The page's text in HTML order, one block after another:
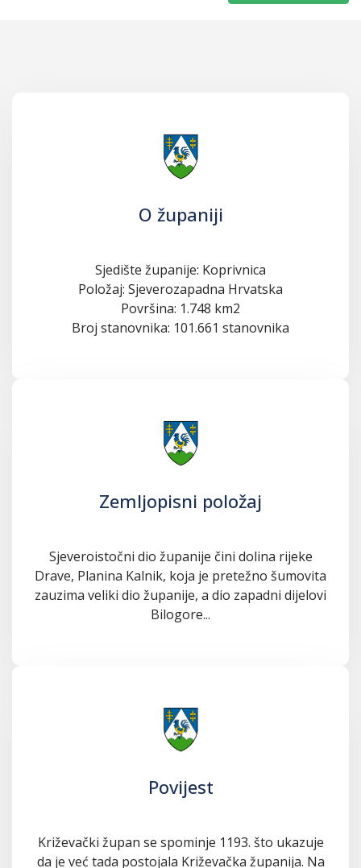
O županiji
Sjedište županije: Koprivnica
Položaj: Sjeverozapadna Hrvatska
Površina: 1.748 km2
Broj stanovnika: 101.661 stanovnika
Zemljopisni položaj
Sjeveroistočni dio županije čini dolina rijeke
Drave, Planina Kalnik, koja je pretežno šumovita
zauzima veliki dio županije, a dio zapadni dijelovi
Bilogore...
Povijest
Križevački župan se spominje 1193. što ukazuje
da je već tada postojala Križevačka županija. Na